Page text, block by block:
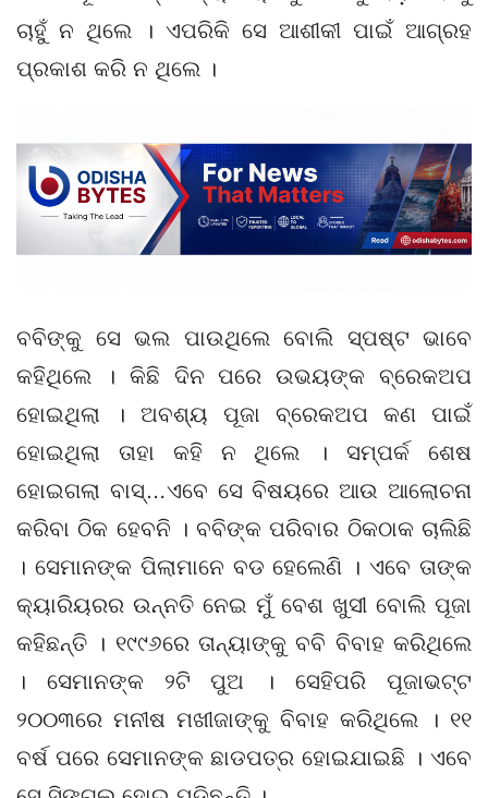
ଚାହୁଁ ନ ଥିଲେ । ଏପରିକି ସେ ଆଶୀକୀ ପାଇଁ ଆଗ୍ରହ
ପ୍ରକାଶ କରି ନ ଥିଲେ ।
ବବିଙ୍କୁ ସେ ଭଲ ପାଉଥିଲେ ବୋଲି ସ୍ପଷ୍ଟ ଭାବେ
କହିଥିଲେ । କିଛି ଦିନ ପରେ ଉଭୟଙ୍କ ବ୍ରେକଅପ
ହୋଇଥିଲା । ଅବଶ୍ୟ ପୂଜା ବ୍ରେକଅପ କଣ ପାଇଁ
ହୋଇଥିଲା ତାହା କହି ନ ଥିଲେ । ସମ୍ପର୍କ ଶେଷ
ହୋଇଗଲା ବାସ୍‌…ଏବେ ସେ ବିଷୟରେ ଆଉ ଆଲୋଚନା
କରିବା ଠିକ ହେବନି । ବବିଙ୍କ ପରିବାର ଠିକଠାକ ଚାଲିଛି
। ସେମାନଙ୍କ ପିଲାମାନେ ବଡ ହେଲେଣି । ଏବେ ତାଙ୍କ
କ୍ୟାରିୟରର ଉନ୍ନତି ନେଇ ମୁଁ ବେଶ ଖୁସୀ ବୋଲି ପୂଜା
କହିଛନ୍ତି । ୧୯୯୬ରେ ତାନ୍ୟାଙ୍କୁ ବବି ବିବାହ କରିଥିଲେ
। ସେମାନଙ୍କ ୨ଟି ପୁଅ । ସେହିପରି ପୂଜାଭଟ୍ଟ
୨୦୦୩ରେ ମନୀଷ ମଖୀଜାଙ୍କୁ ବିବାହ କରିଥିଲେ । ୧୧
ବର୍ଷ ପରେ ସେମାନଙ୍କ ଛାଡପତ୍ର ହୋଇଯାଇଛି । ଏବେ